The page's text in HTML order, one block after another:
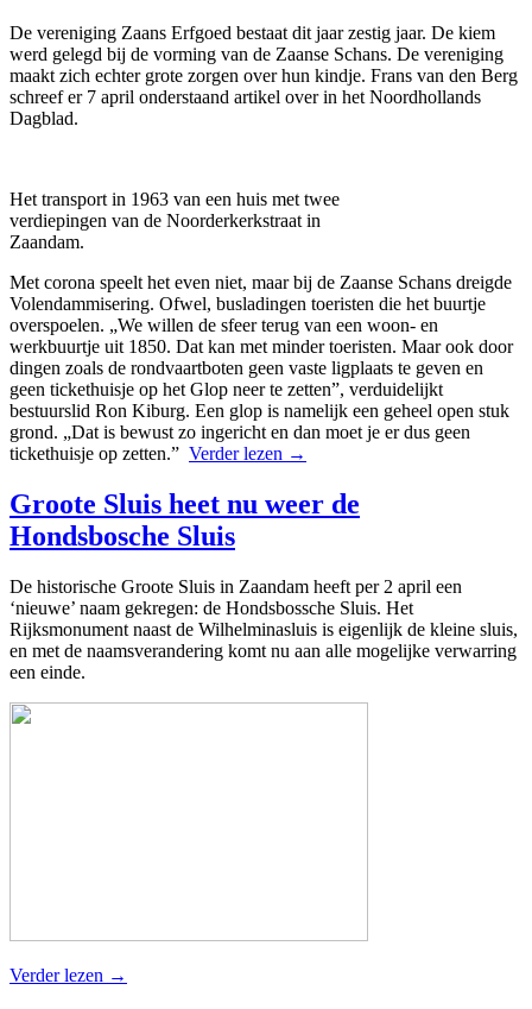
De vereniging Zaans Erfgoed bestaat dit jaar zestig jaar. De kiem
werd gelegd bij de vorming van de Zaanse Schans. De vereniging
maakt zich echter grote zorgen over hun kindje. Frans van den Berg
schreef er 7 april onderstaand artikel over in het Noordhollands
Dagblad.
Het transport in 1963 van een huis met twee
verdiepingen van de Noorderkerkstraat in
Zaandam.
Met corona speelt het even niet, maar bij de Zaanse Schans dreigde
Volendammisering. Ofwel, busladingen toeristen die het buurtje
overspoelen. „We willen de sfeer terug van een woon- en
werkbuurtje uit 1850. Dat kan met minder toeristen. Maar ook door
dingen zoals de rondvaartboten geen vaste ligplaats te geven en
geen tickethuisje op het Glop neer te zetten”, verduidelijkt
bestuurslid Ron Kiburg. Een glop is namelijk een geheel open stuk
grond. „Dat is bewust zo ingericht en dan moet je er dus geen
tickethuisje op zetten.” Verder lezen →
Groote Sluis heet nu weer de
Hondsbosche Sluis
De historische Groote Sluis in Zaandam heeft per 2 april een
‘nieuwe’ naam gekregen: de Hondsbossche Sluis. Het
Rijksmonument naast de Wilhelminasluis is eigenlijk de kleine sluis,
en met de naamsverandering komt nu aan alle mogelijke verwarring
een einde.
Verder lezen →